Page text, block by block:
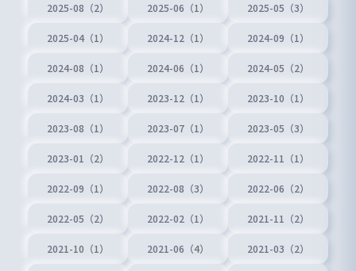
2025-08（2） 2025-06（1） 2025-05（3）
2025-04（1） 2024-12（1） 2024-09（1）
2024-08（1） 2024-06（1） 2024-05（2）
2024-03（1） 2023-12（1） 2023-10（1）
2023-08（1） 2023-07（1） 2023-05（3）
2023-01（2） 2022-12（1） 2022-11（1）
2022-09（1） 2022-08（3） 2022-06（2）
2022-05（2） 2022-02（1） 2021-11（2）
2021-10（1） 2021-06（4） 2021-03（2）